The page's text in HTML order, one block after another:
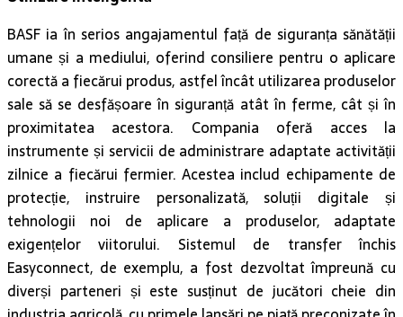
BASF ia în serios angajamentul față de siguranța sănătății
umane și a mediului, oferind consiliere pentru o aplicare
corectă a fiecărui produs, astfel încât utilizarea produselor
sale să se desfășoare în siguranță atât în ferme, cât și în
proximitatea acestora. Compania oferă acces la
instrumente și servicii de administrare adaptate activității
zilnice a fiecărui fermier. Acestea includ echipamente de
protecție, instruire personalizată, soluții digitale și
tehnologii noi de aplicare a produselor, adaptate
exigențelor viitorului. Sistemul de transfer închis
Easyconnect, de exemplu, a fost dezvoltat împreună cu
diverși parteneri și este susținut de jucători cheie din